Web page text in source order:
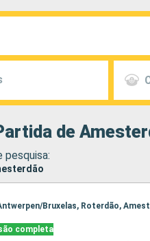
de
pesquisa:
Bruxelas, Roterdão,
completa